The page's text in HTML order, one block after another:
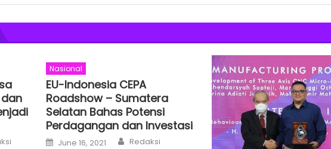
dan
Nasional
EU-Indonesia CEPA
Roadshow – Sumatera
Selatan Bahas Potensi
Perdagangan dan Investasi
Posted
June 16, 2021 Author
Redaksi